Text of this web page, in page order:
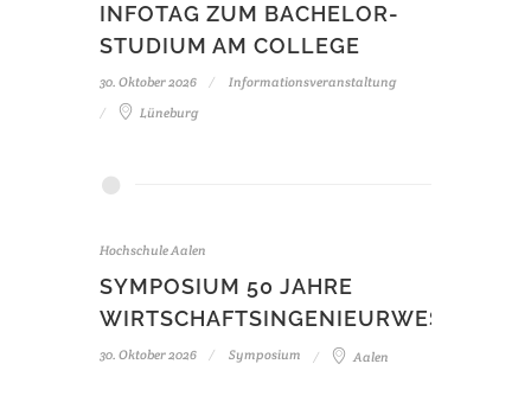
INFOTAG ZUM BACHELOR-
STUDIUM AM COLLEGE
30. Oktober 2026
Informationsveranstaltung
Lüneburg
Hochschule Aalen
SYMPOSIUM 50 JAHRE
WIRTSCHAFTSINGENIEURWESEN
30. Oktober 2026 Symposium Aalen